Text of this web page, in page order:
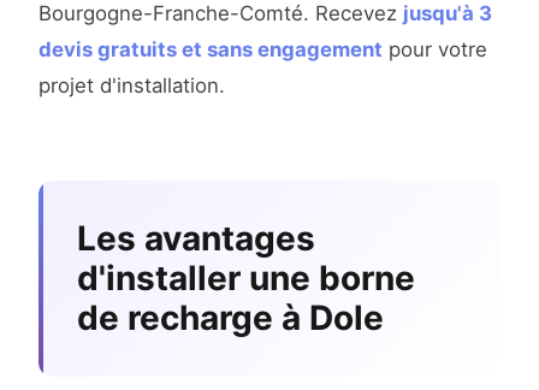
Bourgogne-Franche-Comté. Recevez jusqu'à 3
devis gratuits et sans engagement pour votre
projet d'installation.
Les avantages
d'installer une borne
de recharge à Dole